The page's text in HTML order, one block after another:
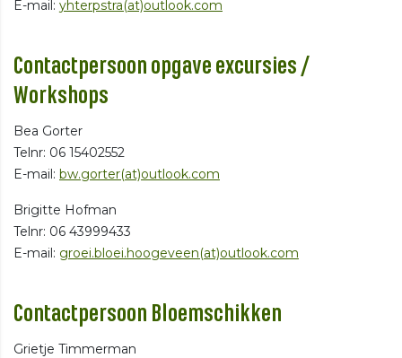
E-mail: yhterpstra(at)outlook.com
Contactpersoon opgave excursies /
Workshops
Bea Gorter
Telnr: 06 15402552
E-mail: bw.gorter(at)outlook.com
Brigitte Hofman
Telnr: 06 43999433
E-mail: groei.bloei.hoogeveen(at)outlook.com
Contactpersoon Bloemschikken
Grietje Timmerman